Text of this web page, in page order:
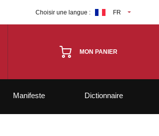
Choisir une langue : FR
MON PANIER
Manifeste Dictionnaire